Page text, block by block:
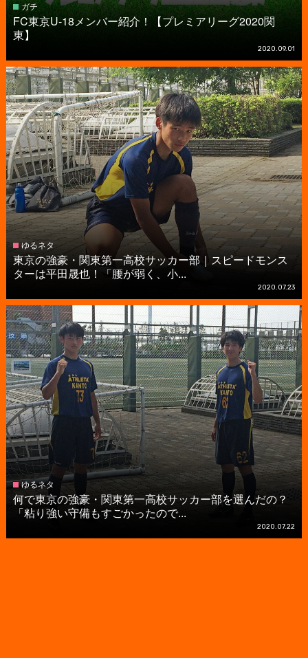
ガチ
FC東京U-18メンバー紹介！【プレミアリーグ2020関
東】
2020.09.01
ゆるネタ
東京の強豪・関東第一高校サッカー部｜スピードモンス
ターは平田晟也！「腰が弱く、小...
2020.07.23
ゆるネタ
何で東京の強豪・関東第一高校サッカー部を選んだの？
「粘り強い守備もすごかったので...
2020.07.22